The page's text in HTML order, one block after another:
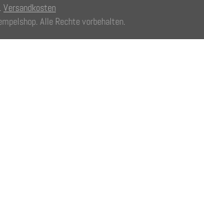
Versandkosten
Alle Rechte vorbehalten.